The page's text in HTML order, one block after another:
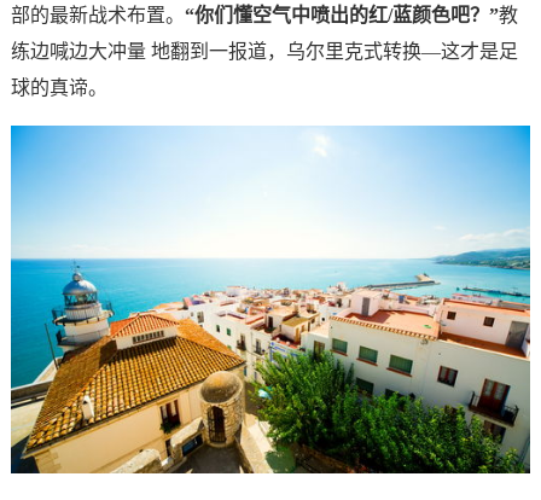
部的最新战术布置。 “你们懂空气中喷出的红/蓝颜色吧？”教
练边喊边大冲量 地翻到一报道，乌尔里克式转换—这才是足
球的真谛。